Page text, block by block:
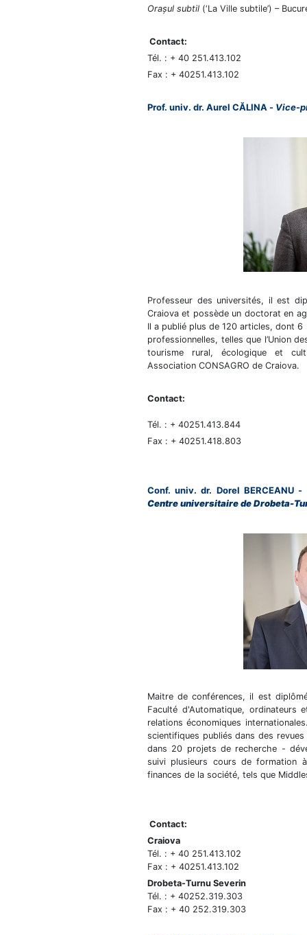
Orașul subtil (‘La Ville subtile’) –
Contact:
Tél. : + 40 251.413.102
Fax : + 40251.413.102
Prof. univ. dr. Aurel CĂLINA - Vice-
Professeur des universités, il est
Craiova et possède un doctorat en
Il a publié plus de 120 articles, dont
professionnelles, telles que l’Union
tourisme rural, écologique et
Association CONSAGRO de Craiova.
Contact:
Tél. : + 40251.413.844
Fax : + 40251.418.803
Conf. univ. dr. Dorel BERCEANU-
Centre universitaire de Drobeta-
Maitre de conférences, il est
Faculté d'Automatique, ordinateurs
relations économiques
scientifiques publiés dans des
dans 20 projets de recherche -
suivi plusieurs cours de formation
finances de la société, tels que
Contact:
Craiova
Tél. : + 40 251.413.102
Fax : + 40251.413.102
Drobeta-Turnu Severin
Tél. : + 40252.319.303
Fax : + 40 252.319.303